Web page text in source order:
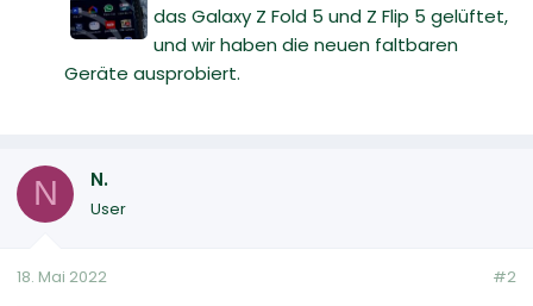
das Galaxy Z Fold 5 und Z Flip 5 gelüftet,
und wir haben die neuen faltbaren
Geräte ausprobiert.
N N.
User
18. Mai 2022 #2